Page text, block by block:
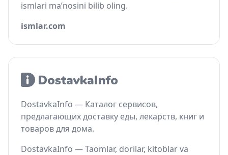
ismlari ma’nosini bilib oling.
ismlar.com
DostavkaInfo — Каталог сервисов,
предлагающих доставку еды, лекарств, книг и
товаров для дома.
DostavkaInfo — Taomlar, dorilar, kitoblar va